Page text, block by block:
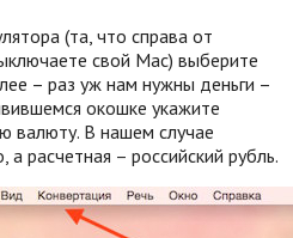
(та, что справа от
свой Мас) выберите
– раз уж нам нужны деньги –
окошке укажите
валюту. В нашем случае
расчетная – российский рубль.